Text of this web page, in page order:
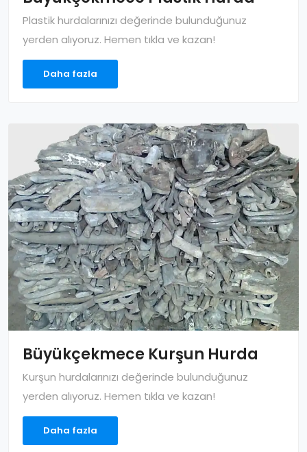
Plastik hurdalarınızı değerinde bulunduğunuz
yerden alıyoruz. Hemen tıkla ve kazan!
Daha fazla
Büyükçekmece Kurşun Hurda
Kurşun hurdalarınızı değerinde bulunduğunuz
yerden alıyoruz. Hemen tıkla ve kazan!
Daha fazla